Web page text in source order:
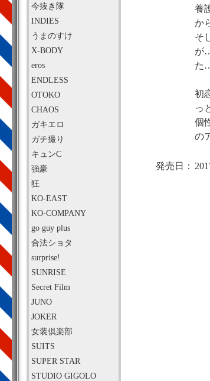
今抜き隊
INDIES
うまのすけ
X-BODY
eros
ENDLESS
OTOKO
CHAOS
ガキエロ
ガチ撮り
キュンC
強豪
狂
KO-EAST
KO-COMPANY
go guy plus
合法ショタ
surprise!
SUNRISE
Secret Film
JUNO
JOKER
女装倶楽部
SUITS
SUPER STAR
STUDIO GIGOLO
養
か
そ
が
た
初
っ
個
の
発売日：